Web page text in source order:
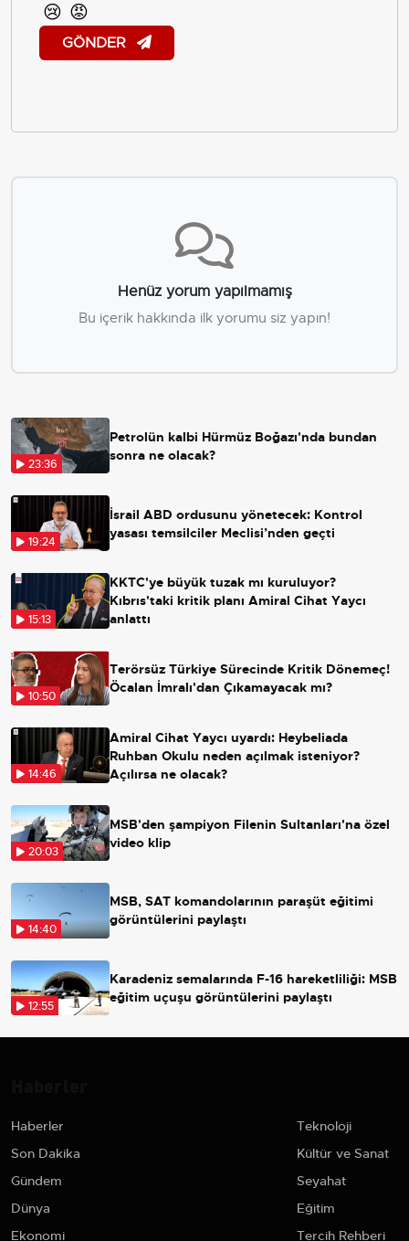
😢 😡
GÖNDER
Henüz yorum yapılmamış
Bu içerik hakkında ilk yorumu siz yapın!
23:36
Petrolün kalbi Hürmüz Boğazı'nda bundan
sonra ne olacak?
19:24
İsrail ABD ordusunu yönetecek: Kontrol
yasası temsilciler Meclisi’nden geçti
15:13
KKTC'ye büyük tuzak mı kuruluyor?
Kıbrıs'taki kritik planı Amiral Cihat Yaycı
anlattı
10:50
Terörsüz Türkiye Sürecinde Kritik Dönemeç!
Öcalan İmralı'dan Çıkamayacak mı?
14:46
Amiral Cihat Yaycı uyardı: Heybeliada
Ruhban Okulu neden açılmak isteniyor?
Açılırsa ne olacak?
20:03
MSB'den şampiyon Filenin Sultanları'na özel
video klip
14:40
MSB, SAT komandolarının paraşüt eğitimi
görüntülerini paylaştı
12:55
Karadeniz semalarında F-16 hareketliliği: MSB
eğitim uçuşu görüntülerini paylaştı
Haberler
Son Dakika
Gündem
Dünya
Ekonomi
Teknoloji
Kültür ve Sanat
Seyahat
Eğitim
Tercih Rehberi